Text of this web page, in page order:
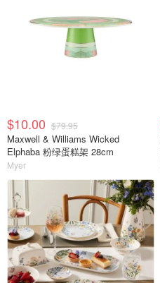
$10.00 $79.95
Maxwell & Williams Wicked
Elphaba 粉绿蛋糕架 28cm
Myer